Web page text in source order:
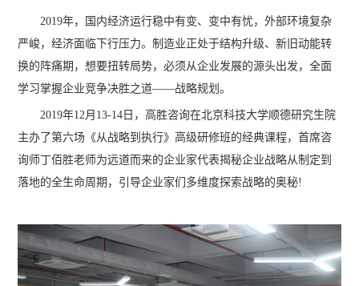
2019年，国内经济运行稳中有变、变中有忧，外部环境复杂
严峻，经济面临下行压力。制造业正处于结构升级、新旧动能转
换的阵痛期，想要扭转局势，必须从企业发展的源头出发，全面
学习掌握企业竞争决胜之道——战略规划。
2019年12月13-14日，高胜咨询在北京科技大学顺德研究生院
主办了第六场《从战略到执行》高级研修班的经典课程，首席咨
询师丁佰胜老师为远道而来的企业家代表揭秘企业战略从制定到
落地的全生命周期，引导企业家们多维度探索战略的奥秘!